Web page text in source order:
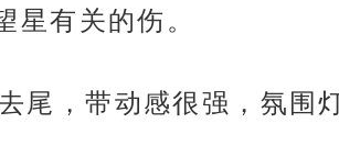
星有关的伤。
尾，带动感很强，氛围